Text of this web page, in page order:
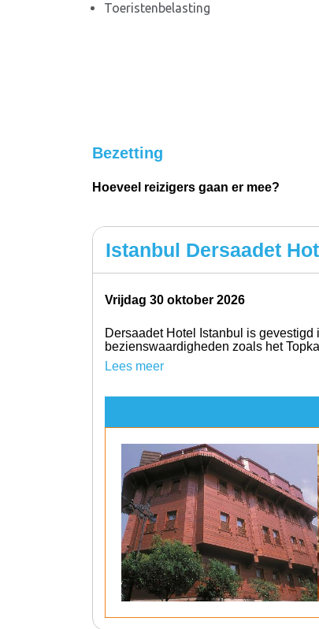
Toeristenbelasting
Bezetting
Hoeveel reizigers gaan er mee?
Istanbul Dersaadet
vrijdag 30 oktober 2026
Dersaadet Hotel Istanbul is
bezienswaardigheden zoals het
Lees meer